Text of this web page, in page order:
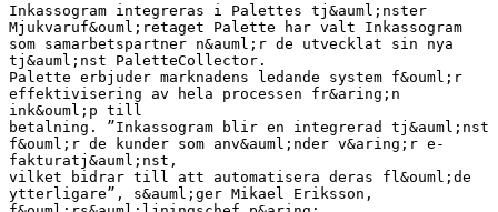
Inkassogram integreras i Palettes tj&auml;nster
Mjukvaruf&ouml;retaget Palette har valt Inkassogram
som samarbetspartner n&auml;r de utvecklat sin nya
tj&auml;nst PaletteCollector.
Palette erbjuder marknadens ledande system f&ouml;r
effektivisering av hela processen fr&aring;n
ink&ouml;p till
betalning. ”Inkassogram blir en integrerad tj&auml;nst
f&ouml;r de kunder som anv&auml;nder v&aring;r e-
fakturatj&auml;nst,
vilket bidrar till att automatisera deras fl&ouml;de
ytterligare”, s&auml;ger Mikael Eriksson,